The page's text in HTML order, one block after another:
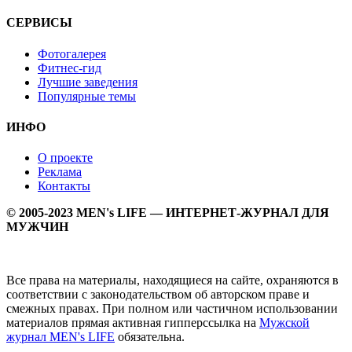
СЕРВИСЫ
Фотогалерея
Фитнес-гид
Лучшие заведения
Популярные темы
ИНФО
О проекте
Реклама
Контакты
© 2005-2023 MEN's LIFE — ИНТЕРНЕТ-ЖУРНАЛ ДЛЯ
МУЖЧИН
Все права на материалы, находящиеся на сайте, охраняются в
соответствии с законодательством об авторском праве и
смежных правах. При полном или частичном использовании
материалов прямая активная гипперссылка на Мужской
журнал MEN's LIFE обязательна.